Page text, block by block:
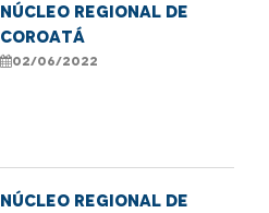
NÚCLEO REGIONAL DE
COROATÁ
02/06/2022
NÚCLEO REGIONAL DE